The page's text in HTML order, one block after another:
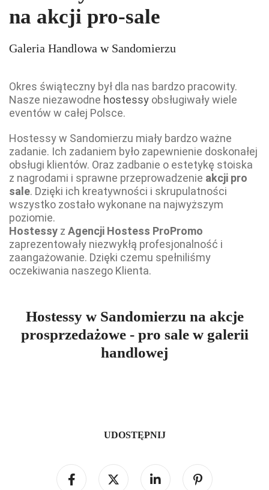
na akcji pro-sale
Galeria Handlowa w Sandomierzu
Okres świąteczny był dla nas bardzo pracowity.
Nasze niezawodne hostessy obsługiwały wiele
eventów w całej Polsce.
Hostessy w Sandomierzu miały bardzo ważne
zadanie. Ich zadaniem było zapewnienie doskonałej
obsługi klientów. Oraz zadbanie o estetykę stoiska
z nagrodami i sprawne przeprowadzenie akcji pro
sale. Dzięki ich kreatywności i skrupulatności
wszystko zostało wykonane na najwyższym
poziomie.
Hostessy z Agencji Hostess ProPromo
zaprezentowały niezwykłą profesjonalność i
zaangażowanie. Dzięki czemu spełniliśmy
oczekiwania naszego Klienta.
Hostessy w Sandomierzu na akcje
prosprzedażowe - pro sale w galerii
handlowej
UDOSTĘPNIJ